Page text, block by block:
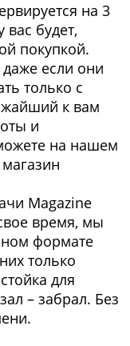
на 3
будет,
покупкой.
если они
только с
к вам
и
на нашем
магазин
Magazine
время, мы
формате
только
для
– забрал. Без